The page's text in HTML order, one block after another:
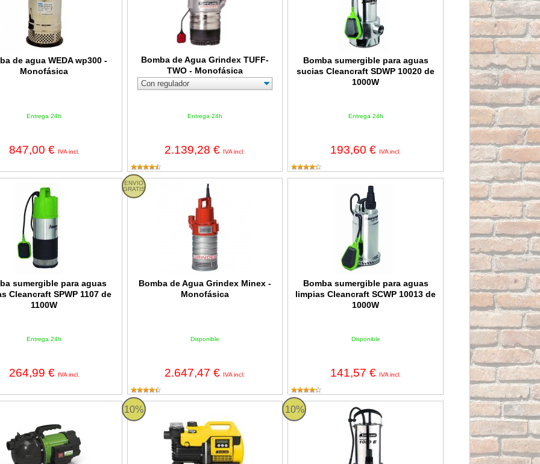
de agua WEDA wp300 -
Monofásica
Entrega 24h
847,00 € IVA incl.
Bomba de Agua Grindex TUFF-
TWO - Monofásica
Entrega 24h
2.139,28 € IVA incl.
Bomba sumergible para aguas
sucias Cleancraft SDWP 10020 de
1000W
Entrega 24h
193,60 € IVA incl.
sumergible para aguas
Cleancraft SPWP 1107 de
1100W
Entrega 24h
264,99 € IVA incl.
para aguas limpias Cleancraft SPWP 1107 de 1100W
ENVIO
GRATIS
Bomba de Agua Grindex Minex -
Monofásica
Disponible
2.647,47 € IVA incl.
Bomba de Agua Grindex Minex - Monofásica
Bomba sumergible para aguas
limpias Cleancraft SCWP 10013 de
1000W
Disponible
141,57 € IVA incl.
Bomba sumergible para aguas limpias Cleancraft SCWP
para aguas limpias Cleancraft GP1005C de 1100W
10%
PRESS 491FLAE-V20 Garland 10%
AMAZON 1050XE-V20 Garland